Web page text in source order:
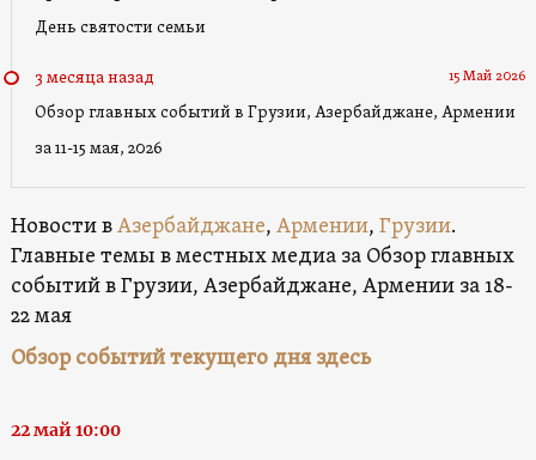
День святости семьи
3 месяца назад 15 Май 2026
Обзор главных событий в Грузии, Азербайджане, Армении
за 11-15 мая, 2026
Новости вАзербайджане, Армении, Грузии.
Главные темы в местных медиа за Обзор главных
событий в Грузии, Азербайджане, Армении за 18-
22 мая
Обзор событий текущего дня здесь
22 май 10:00